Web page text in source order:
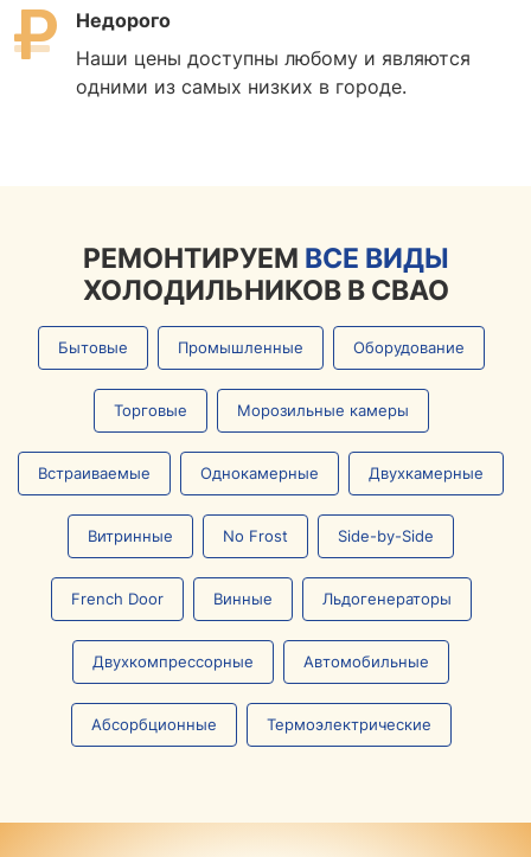
Недорого
Наши цены доступны любому и являются
одними из самых низких в городе.
РЕМОНТИРУЕМ ВСЕ ВИДЫ
ХОЛОДИЛЬНИКОВ В СВАО
Бытовые Промышленные Оборудование
Торговые Морозильные камеры
Встраиваемые Однокамерные Двухкамерные
Витринные No Frost Side-by-Side
French Door Винные Льдогенераторы
Двухкомпрессорные Автомобильные
Абсорбционные Термоэлектрические